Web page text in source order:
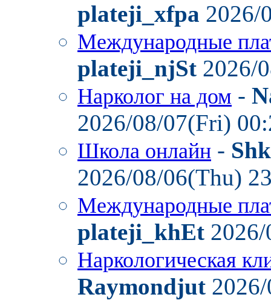
plateji_xfpa 2026/
Международные
plateji_njSt 2026/
Нарколог на дом -
2026/08/07(Fri)
Школа онлайн -
2026/08/06(Thu)
Международные
plateji_khEt
Наркологическая
Raymondjut